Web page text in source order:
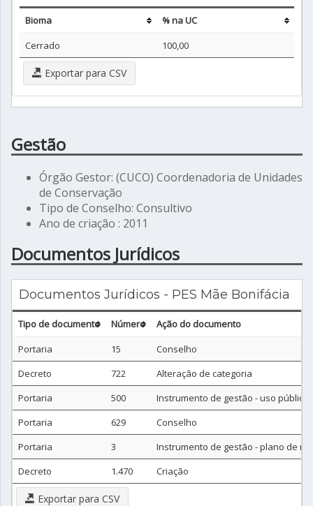
Bioma
% na UC
Cerrado
100,00
Exportar para CSV
Gestão
Órgão Gestor: (CUCO) Coordenadoria de Unidades
de Conservação
Tipo de Conselho: Consultivo
Ano de criação : 2011
Documentos Jurídicos
Documentos Jurídicos - PES Mãe Bonifácia
Tipo de documento Número
Ação do documento
Portaria
15
Conselho
Decreto
722
Alteração de categoria
Portaria
500
Instrumento de gestão - uso público
Portaria
629
Conselho
Portaria
3
Instrumento de gestão - plano de
Decreto
1.470 Criação
Exportar para CSV